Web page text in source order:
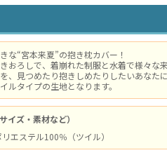
な“宮本来夏”の抱き枕カバー！
おろしで、着崩れた制服と水着で様々な
、見つめたり抱きしめたりしたいあなた
ルタイプの生地となります。
イズ・素材など）
エステル100％（ツイル）